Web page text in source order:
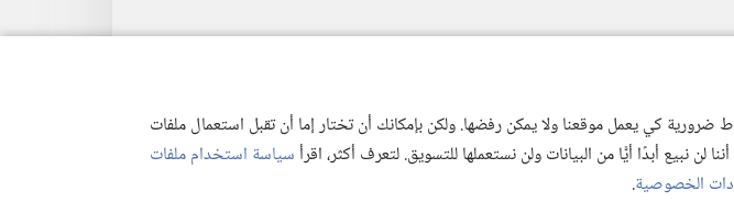
كي يعمل موقعنا ولا يمكن رفضها. ولكن بإمكانك أن تختار إما أن تقبل استعمال ملفات
نبيع أبدًا أيًّا من البيانات ولن نستعملها للتسويق. لتعرف أكثر، اقرأسياسة استخدام ملفات
الخصوصية.